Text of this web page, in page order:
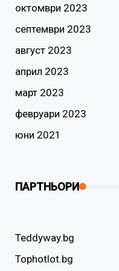
октомври 2023
септември 2023
август 2023
април 2023
март 2023
февруари 2023
юни 2021
ПАРТНЬОРИ
Teddyway.bg
Tophotlot.bg